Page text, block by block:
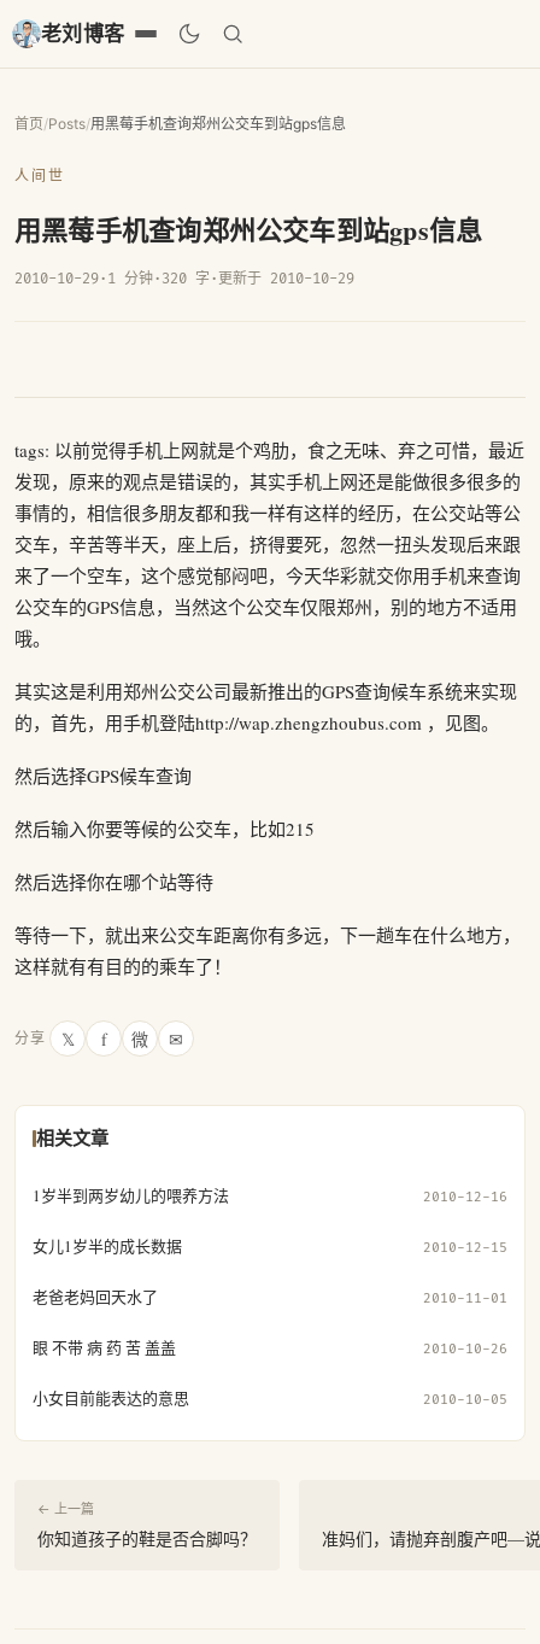
老刘博客
首页/Posts/用黑莓手机查询郑州公交车到站gps信息
人间世
用黑莓手机查询郑州公交车到站gps信息
2010-10-29· 1 分钟· 320 字 · 更新于 2010-10-29
tags: 以前觉得手机上网就是个鸡肋，食之无味、弃之可惜，最近
发现，原来的观点是错误的，其实手机上网还是能做很多很多的
事情的，相信很多朋友都和我一样有这样的经历，在公交站等公
交车，辛苦等半天，座上后，挤得要死，忽然一扭头发现后来跟
来了一个空车，这个感觉郁闷吧，今天华彩就交你用手机来查询
公交车的GPS信息，当然这个公交车仅限郑州，别的地方不适用
哦。
其实这是利用郑州公交公司最新推出的GPS查询候车系统来实现
的，首先，用手机登陆http://wap.zhengzhoubus.com ，见图。
然后选择GPS候车查询
然后输入你要等候的公交车，比如215
然后选择你在哪个站等待
等待一下，就出来公交车距离你有多远，下一趟车在什么地方，
这样就有有目的的乘车了！
分享 𝕏 f 微 ✉
相关文章
1岁半到两岁幼儿的喂养方法 2010-12-16
女儿1岁半的成长数据 2010-12-15
老爸老妈回天水了 2010-11-01
眼 不带 病 药 苦 盖盖 2010-10-26
小女目前能表达的意思 2010-10-05
← 上一篇
你知道孩子的鞋是否合脚吗？ 准妈们，请抛弃剖腹产吧—